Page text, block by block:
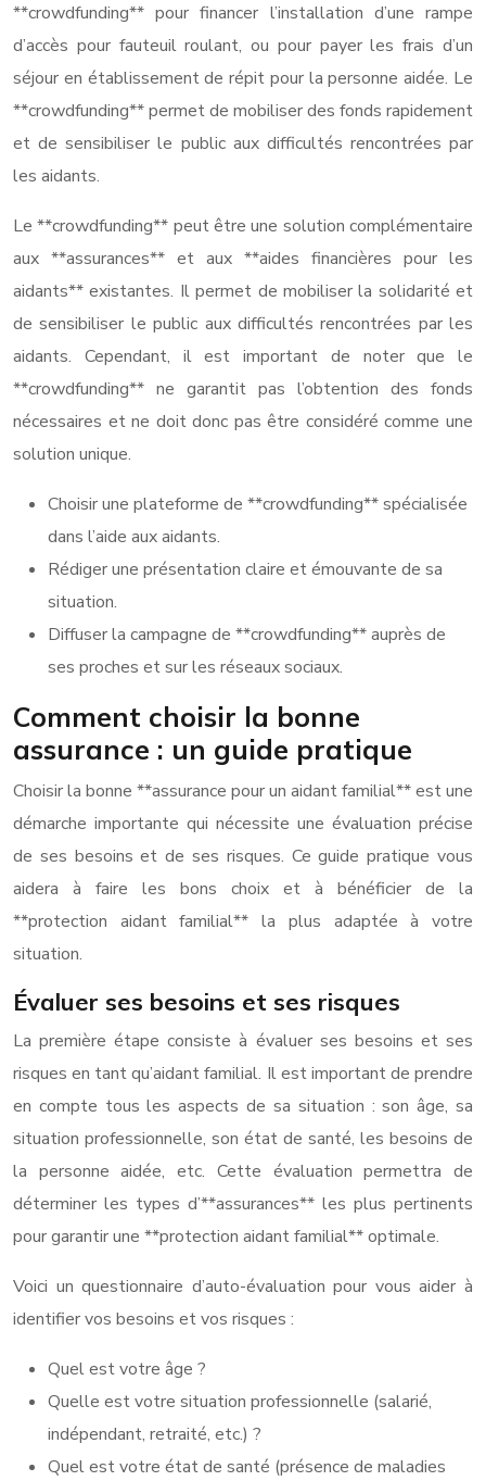
**crowdfunding** pour financer l’installation d’une rampe
d’accès pour fauteuil roulant, ou pour payer les frais d’un
séjour en établissement de répit pour la personne aidée. Le
**crowdfunding** permet de mobiliser des fonds rapidement
et de sensibiliser le public aux difficultés rencontrées par
les aidants.
Le **crowdfunding** peut être une solution complémentaire
aux **assurances** et aux **aides financières pour les
aidants** existantes. Il permet de mobiliser la solidarité et
de sensibiliser le public aux difficultés rencontrées par les
aidants. Cependant, il est important de noter que le
**crowdfunding** ne garantit pas l’obtention des fonds
nécessaires et ne doit donc pas être considéré comme une
solution unique.
Choisir une plateforme de **crowdfunding** spécialisée
dans l’aide aux aidants.
Rédiger une présentation claire et émouvante de sa
situation.
Diffuser la campagne de **crowdfunding** auprès de
ses proches et sur les réseaux sociaux.
Comment choisir la bonne
assurance : un guide pratique
Choisir la bonne **assurance pour un aidant familial** est une
démarche importante qui nécessite une évaluation précise
de ses besoins et de ses risques. Ce guide pratique vous
aidera à faire les bons choix et à bénéficier de la
**protection aidant familial** la plus adaptée à votre
situation.
Évaluer ses besoins et ses risques
La première étape consiste à évaluer ses besoins et ses
risques en tant qu’aidant familial. Il est important de prendre
en compte tous les aspects de sa situation : son âge, sa
situation professionnelle, son état de santé, les besoins de
la personne aidée, etc. Cette évaluation permettra de
déterminer les types d’**assurances** les plus pertinents
pour garantir une **protection aidant familial** optimale.
Voici un questionnaire d’auto-évaluation pour vous aider à
identifier vos besoins et vos risques :
Quel est votre âge ?
Quelle est votre situation professionnelle (salarié,
indépendant, retraité, etc.) ?
Quel est votre état de santé (présence de maladies